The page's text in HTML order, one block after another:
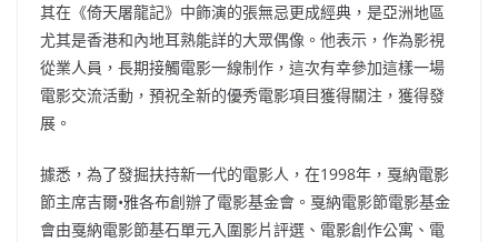
其在《倚天屠龍記》中飾演的張無忌更成經典，是亞洲地區
尤其是香港和內地耳熟能詳的大眾偶像。他表示，作為影視
從業人員，長期接觸電影一線制作，這次有幸參加這樣一場
電影交流活動，預祝全新的優秀電影項目獲得關注，獲得發
展。
據悉，為了發掘扶持新一代的電影人，在1998年，戛納電影
節主席吉爾•雅各布創辦了電影基金會。戛納電影節電影基金
會由戛納電影節基石單元入圍影片評選、電影創作公寓、電